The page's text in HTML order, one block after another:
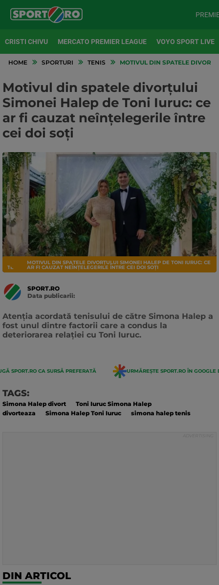
CRISTI CHIVU MERCATO PREMIER LEAGUE VOYO SPORT LIVE
HOME SPORTURI TENIS MOTIVUL DIN SPATELE
Motivul din spatele divorțului
Simonei Halep de Toni Iuruc: ce
ar fi cauzat neînțelegerile între
cei doi soți
TENIS
MOTIVUL DIN SPATELE DIVORȚULUI SIMONEI HALEP DE TONI IURUC: CE
AR FI CAUZAT NEÎNȚELEGERILE ÎNTRE CEI DOI SOȚI
SPORT.RO
Data publicarii:
Atenția acordată tenisului de către Simona Halep a
fost unul dintre factorii care a condus la
deteriorarea relației cu Toni Iuruc.
SPORT.RO CA SURSĂ PREFERATĂ URMĂREȘTE SPORT.RO ÎN GOOGLE
TAGS:
Simona Halep divort
Toni Iuruc Simona Halep
divorteaza
Simona Halep Toni Iuruc simona halep tenis
DIN ARTICOL